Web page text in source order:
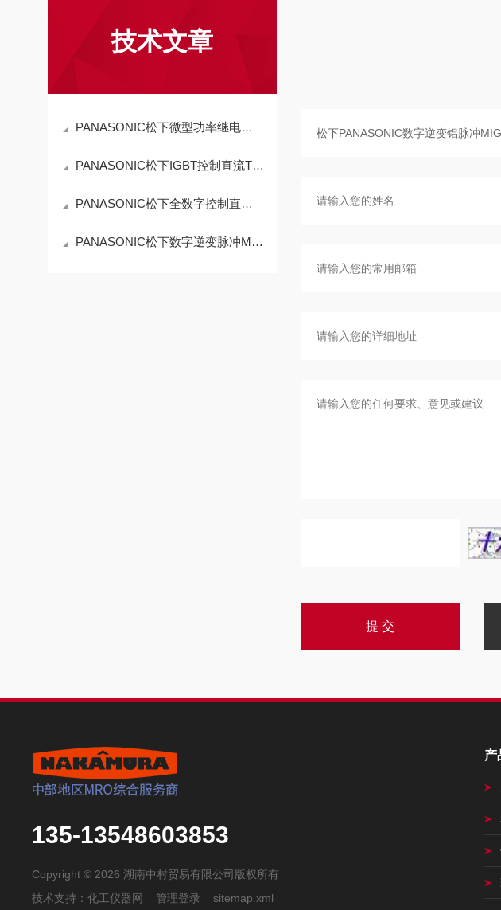
技术文章
PANASONIC松下微型功率继电器JSC3-M3AK｜精密稳定+高效适配，工业级继电器
PANASONIC松下IGBT控制直流TIG焊机技术参数
PANASONIC松下全数字控制直流TIG焊机YC-200BL3工作原理
PANASONIC松下数字逆变脉冲MIG/MAG焊机YD-350FT3特点
135-13548603853
Copyright © 2026 湖南中村贸易有限公司版权所有
技术支持：化工仪器网 管理登录 sitemap.xml
产